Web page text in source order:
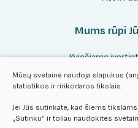
Mums rūpi
Kviečiame
Mūsų svetainė naudoja slapukus
statistikos ir rinkodaros tikslais.
Jei Jūs sutinkate, kad šiems
„Sutinku“ ir toliau naudokitės